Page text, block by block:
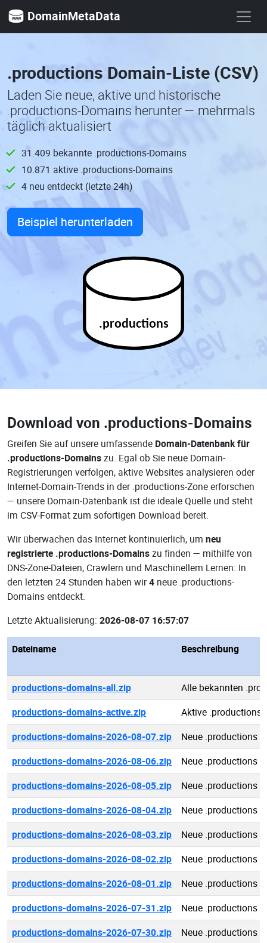
DomainMetaData
.productions Domain-Liste (CSV)
Laden Sie neue, aktive und historische
.productions-Domains herunter — mehrmals
täglich aktualisiert
31.409 bekannte .productions-Domains
10.871 aktive .productions-Domains
4 neu entdeckt (letzte 24h)
Beispiel herunterladen
.productions
Download von .productions-Domains
Greifen Sie auf unsere umfassende Domain-Datenbank für
.productions-Domainszu. Egal ob Sie neue Domain-
Registrierungen verfolgen, aktive Websites analysieren oder
Internet-Domain-Trends in der .productions-Zone erforschen
— unsere Domain-Datenbank ist die ideale Quelle und steht
im CSV-Format zum sofortigen Download bereit.
Wir überwachen das Internet kontinuierlich, um neu
registrierte .productions-Domainszu finden — mithilfe von
DNS-Zone-Dateien, Crawlern und Maschinellem Lernen: In
den letzten 24 Stunden haben wir4 neue .productions-
Domains entdeckt.
Letzte Aktualisierung: 2026-08-07 16:57:07
Dateiname Beschreibung
productions-domains-all.zip
Alle bekannten
productions-domains-active.zip
Aktive .productions
productions-domains-2026-08-07.zip
Neue .productions
productions-domains-2026-08-06.zip
Neue .productions
productions-domains-2026-08-05.zip
Neue .productions
productions-domains-2026-08-04.zip
Neue .productions
productions-domains-2026-08-03.zip
Neue .productions
productions-domains-2026-08-02.zip
Neue .productions
productions-domains-2026-08-01.zip
Neue .productions
productions-domains-2026-07-31.zip
Neue .productions
productions-domains-2026-07-30.zip
Neue .productions